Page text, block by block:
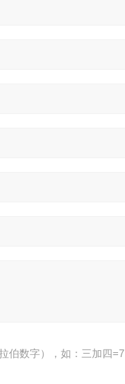
伯数字），如：三加四=7